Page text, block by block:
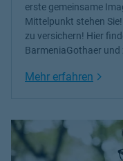
erste gemeinsame
Mittelpunkt stehen
zu versichern! Hier
BarmeniaGothaer und
Mehr erfahren Link